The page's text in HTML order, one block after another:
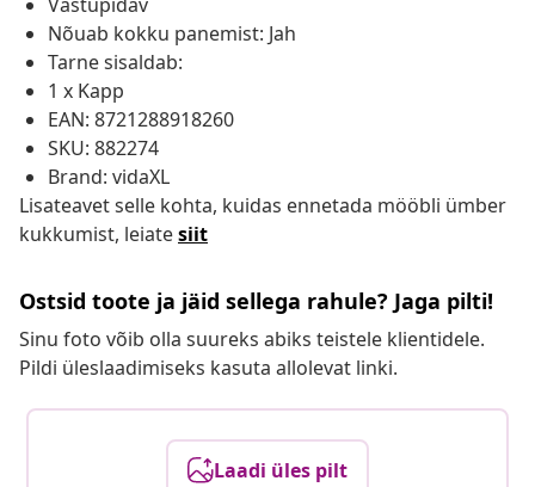
Nõuab kokku panemist: Jah
Tarne sisaldab:
1 x Kapp
EAN: 8721288918260
SKU: 882274
Brand: vidaXL
Lisateavet selle kohta, kuidas ennetada mööbli ümber
kukkumist, leiatesiit
Ostsid toote ja jäid sellega rahule? Jaga pilti!
Sinu foto võib olla suureks abiks teistele klientidele.
Pildi üleslaadimiseks kasuta allolevat linki.
Laadi üles pilt